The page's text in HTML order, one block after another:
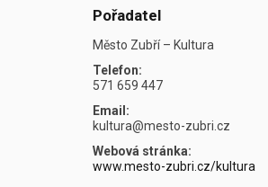
Pořadatel
Město Zubří – Kultura
Telefon:
571 659 447
Email:
kultura@mesto-zubri.cz
Webová stránka:
www.mesto-zubri.cz/kultura